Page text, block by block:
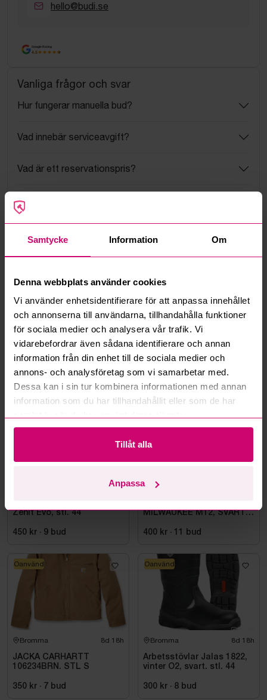
Samtycke Information Om
Denna webbplats använder cookies
Vi använder enhetsidentifierare för att anpassa innehållet
och annonserna till användarna, tillhandahålla funktioner
för sociala medier och analysera vår trafik. Vi
vidarebefordrar även sådana identifierare och annan
information från din enhet till de sociala medier och
annons- och analysföretag som vi samarbetar med.
Dessa kan i sin tur kombinera informationen med annan
information som du har tillhandahållit eller som de har
Tillåt alla
Anpassa
hello@budi.se
Google Rating
4.5
Vanliga frågor och svar
Hur fungerar manuella bud?
Vad innebär serviceavgift?
Vad är ett reservationspris?
Hur fungerar maxbud?
Kan ni frakta mina vunna objekt?
Läs fler frågor och svar
Mer från samma kategori
8d 18h
Zenit Evo, stl. 44
450 kr · 9 bud
Bromma
MILWAUKEE M12, SVART
400 kr · 11 bud
Bromma 8d 18h
JACKA CARHARTT
106234BRN. STL S
350 kr · 7 bud
Oanvänd
Bromma 8d 18h
Arbetsstövlar Jalas 1822,
vinter O2, svart. stl. 44
300 kr · 8 bud
Oanvänd